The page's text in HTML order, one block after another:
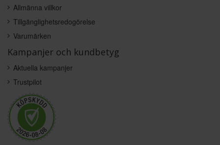
Allmänna villkor
Tillgänglighetsredogörelse
Varumärken
Kampanjer och kundbetyg
Aktuella kampanjer
Trustpilot